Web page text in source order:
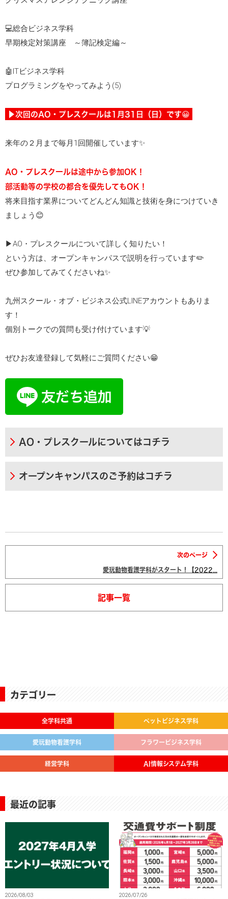
💻総合ビジネス学科
早期検定対策講座 ～簿記検定編～
🤖ITビジネス学科
プログラミングをやってみよう(5)
▶︎次回のAO・プレスクールは1月31日（日）です😀
来年の２月まで毎月1回開催しています✨
AO・プレスクールは途中から参加OK！
部活動等の学校の都合を優先してもOK！
将来目指す業界についてどんどん知識と技術を身につけていき
ましょう😊
▶︎AO・プレスクールについて詳しく知りたい！
という方は、オープンキャンパスで説明を行っています✏️
ぜひ参加してみてくださいね✨
九州スクール・オブ・ビジネス公式LINEアカウントもありま
す！
個別トークでの質問も受け付けています💡
ぜひお友達登録して気軽にご質問ください😁
AO・プレスクールについてはコチラ
オープンキャンパスのご予約はコチラ
記事一覧
次のページ
愛玩動物看護学科がスタート！【2022...
カテゴリー
全学科共通 ペットビジネス学科
愛玩動物看護学科 フラワービジネス学科
経営学科 AI情報システム学科
最近の記事
2026/08/03 2026/07/26